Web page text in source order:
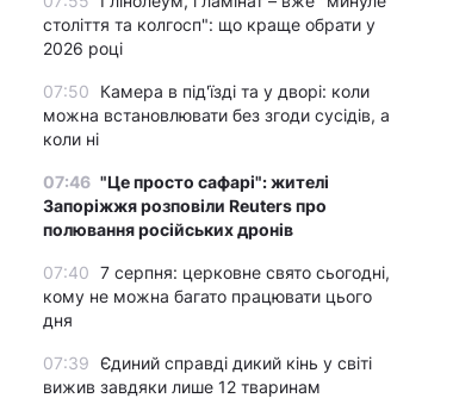
століття та колгосп": що краще обрати у
2026 році
07:50
Камера в під'їзді та у дворі: коли
можна встановлювати без згоди сусідів, а
коли ні
07:46 "Це просто сафарі": жителі
Запоріжжя розповіли Reuters про
полювання російських дронів
07:40 7 серпня: церковне свято сьогодні,
кому не можна багато працювати цього
дня
07:39 Єдиний справді дикий кінь у світі
вижив завдяки лише 12 тваринам